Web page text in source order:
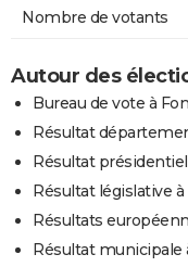
Nombre de votants
Autour des
Bureau de vote à
Résultat
Résultat
Résultat législative
Résultats
Résultat municipale